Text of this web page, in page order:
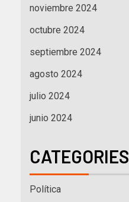
noviembre 2024
octubre 2024
septiembre 2024
agosto 2024
julio 2024
junio 2024
CATEGORIES
Política